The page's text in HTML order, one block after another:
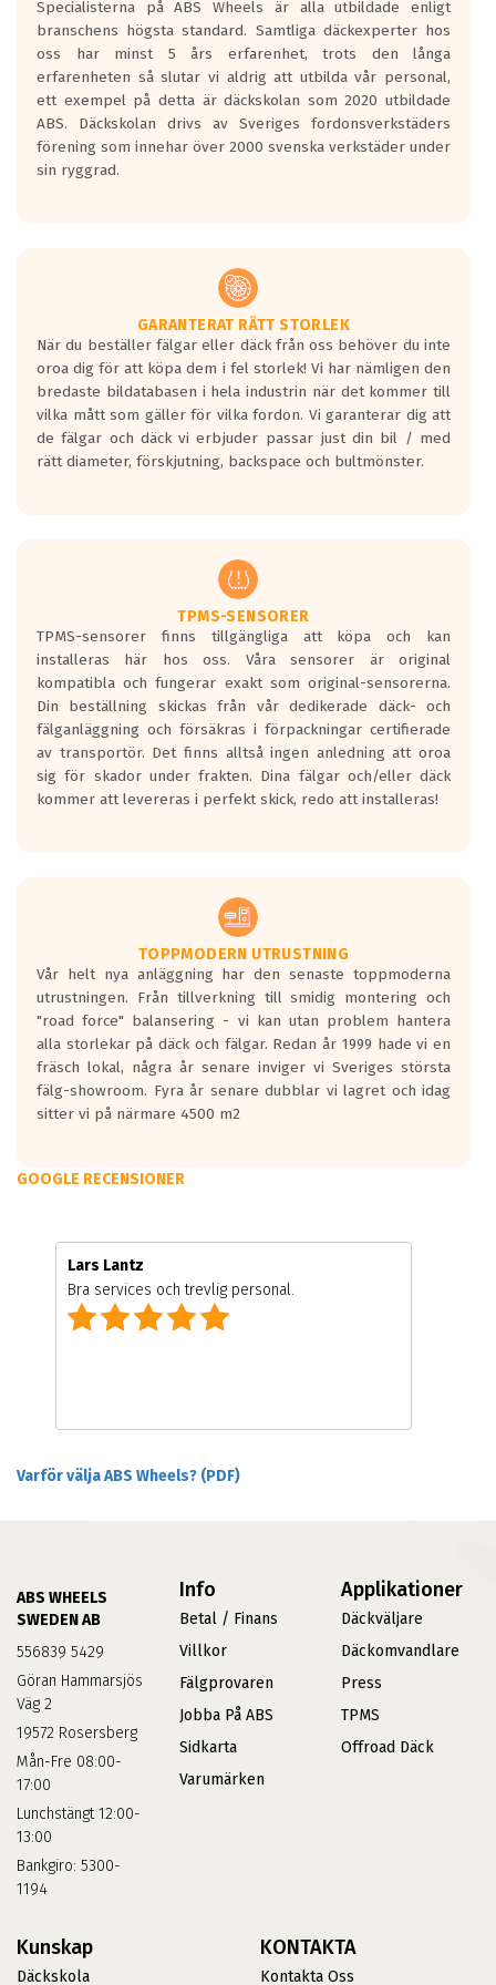
längsta.
Inga D eller G betyg delas ut för
personbilar och lätta lastbilar.
Betyget sätts efter ett test där däcken
skall bromsa in på en väg där det ligger
0.5-1.5 mm vatten.
I 80km/h kommer skillnaden på
Vid körning i över 50km/h brukar
rullmotståndets ljud överträffa
motorljudet.
På däckmärkningen kommer det finnas
en symbol av ett däck med vågar. Hög
bullernivå markeras med svarta vågor
medans de vita vågorna påvisar om det är
ett tyst däck.
regelverket som introduceras år 2016.
Ett däck med två svarta vågor är redan
godkända för år 2016 nya regelverk.
Ett däck med en svart våg kommer vara
minst tre decibel tystare än det
regelverk som börjar gälla 2016.
Specialisterna på ABS Wheels är alla utbildade enligt
branschens högsta standard. Samtliga däckexperter hos
oss har minst 5 års erfarenhet, trots den långa
erfarenheten så slutar vi aldrig att utbilda vår personal,
ett exempel på detta är däckskolan som 2020 utbildade
ABS. Däckskolan drivs av Sveriges fordonsverkstäders
förening som innehar över 2000 svenska verkstäder under
sin ryggrad.
GARANTERAT RÄTT STORLEK
När du beställer fälgar eller däck från oss behöver du inte
oroa dig för att köpa dem i fel storlek! Vi har nämligen den
bredaste bildatabasen i hela industrin när det kommer till
vilka mått som gäller för vilka fordon. Vi garanterar dig att
de fälgar och däck vi erbjuder passar just din bil / med
rätt diameter, förskjutning, backspace och bultmönster.
TPMS-SENSORER
TPMS-sensorer finns tillgängliga att köpa och kan
installeras här hos oss. Våra sensorer är original
kompatibla och fungerar exakt som original-sensorerna.
Din beställning skickas från vår dedikerade däck- och
fälganläggning och försäkras i förpackningar certifierade
av transportör. Det finns alltså ingen anledning att oroa
sig för skador under frakten. Dina fälgar och/eller däck
kommer att levereras i perfekt skick, redo att installeras!
TOPPMODERN UTRUSTNING
Vår helt nya anläggning har den senaste toppmoderna
utrustningen. Från tillverkning till smidig montering och
"road force" balansering - vi kan utan problem hantera
alla storlekar på däck och fälgar. Redan år 1999 hade vi en
fräsch lokal, några år senare inviger vi Sveriges största
fälg-showroom. Fyra år senare dubblar vi lagret och idag
sitter vi på närmare 4500 m2
GOOGLE RECENSIONER
Lars Lantz
Bra services och trevlig personal.
Varför välja ABS Wheels? (PDF)
ABS WHEELS
SWEDEN AB
556839 5429
Göran Hammarsjös
Väg 2
19572 Rosersberg
Mån-Fre 08:00-
17:00
Lunchstängt 12:00-
13:00
Bankgiro: 5300-
1194
Info
Betal / Finans
Villkor
Fälgprovaren
Jobba På ABS
Sidkarta
Varumärken
Applikationer
Däckväljare
Däckomvandlare
Press
TPMS
Offroad Däck
Kunskap
Däckskola
KONTAKTA
Kontakta Oss